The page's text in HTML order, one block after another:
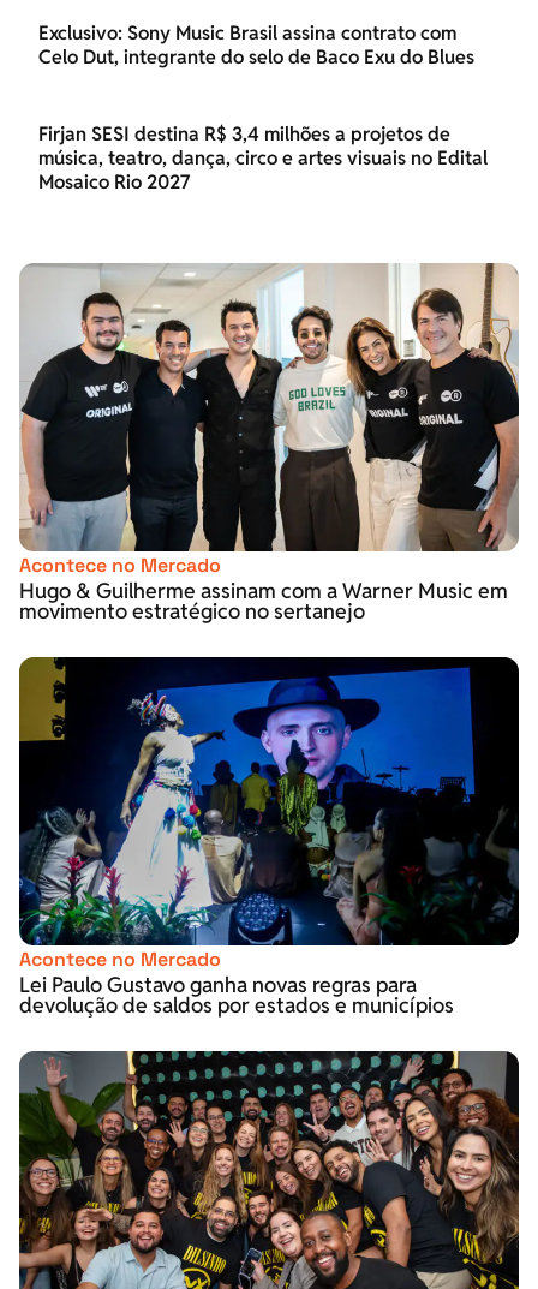
Exclusivo: Sony Music Brasil assina contrato com
Celo Dut, integrante do selo de Baco Exu do Blues
Firjan SESI destina R$ 3,4 milhões a projetos de
música, teatro, dança, circo e artes visuais no Edital
Mosaico Rio 2027
Acontece no Mercado
Hugo & Guilherme assinam com a Warner Music em
movimento estratégico no sertanejo
Acontece no Mercado
Lei Paulo Gustavo ganha novas regras para
devolução de saldos por estados e municípios